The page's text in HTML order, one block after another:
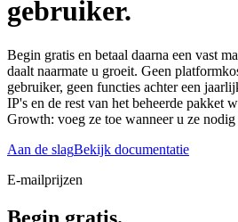
gebruiker.
Begin gratis en betaal daarna een vast
daalt naarmate u groeit. Geen
gebruiker, geen functies achter een
IP's en de rest van het beheerde pakket
Growth: voeg ze toe wanneer u ze nodig
Aan de slagBekijk documentatie
E-mailprijzen
Begin gratis.